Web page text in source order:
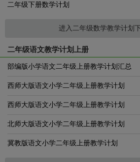
二年级下册数学计划
进入二年级数学教学计划
二年级语文教学计划上册
部编版小学语文二年级上册教学计划汇总
西师大版语文小学二年级上册教学计划
西师大版语文小学二年级上册教学计划
北师大版语文小学二年级上册教学计划
冀教版语文小学二年级上册教学计划